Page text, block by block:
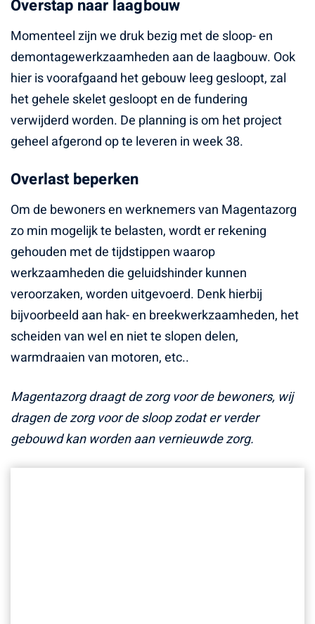
Overstap naar laagbouw
Momenteel zijn we druk bezig met de sloop- en
demontagewerkzaamheden aan de laagbouw. Ook
hier is voorafgaand het gebouw leeg gesloopt, zal
het gehele skelet gesloopt en de fundering
verwijderd worden. De planning is om het project
geheel afgerond op te leveren in week 38.
Overlast beperken
Om de bewoners en werknemers van Magentazorg
zo min mogelijk te belasten, wordt er rekening
gehouden met de tijdstippen waarop
werkzaamheden die geluidshinder kunnen
veroorzaken, worden uitgevoerd. Denk hierbij
bijvoorbeeld aan hak- en breekwerkzaamheden, het
scheiden van wel en niet te slopen delen,
warmdraaien van motoren, etc..
Magentazorg draagt de zorg voor de bewoners, wij
dragen de zorg voor de sloop zodat er verder
gebouwd kan worden aan vernieuwde zorg.